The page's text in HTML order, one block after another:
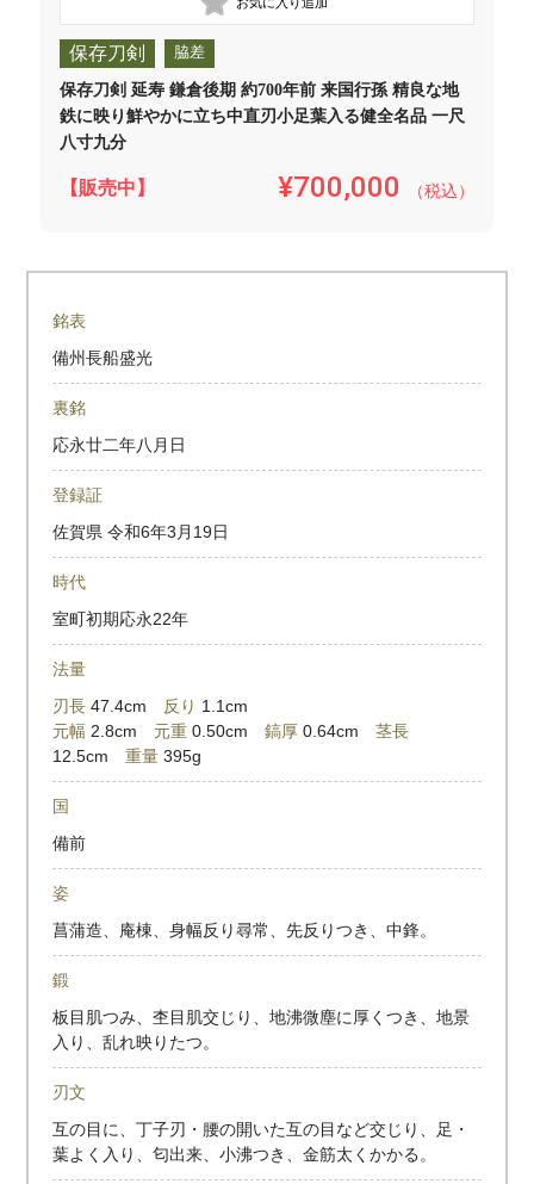
保存刀剣 脇差
保存刀剣 延寿 鎌倉後期 約700年前 来国行孫 精良な地
鉄に映り鮮やかに立ち中直刃小足葉入る健全名品 一尺
八寸九分
【販売中】 ¥700,000 （税込）
銘表
備州長船盛光
裏銘
応永廿二年八月日
登録証
佐賀県 令和6年3月19日
時代
室町初期応永22年
法量
刃長 47.4cm 反り 1.1cm
元幅 2.8cm 元重 0.50cm鎬厚 0.64cm茎長
12.5cm重量 395g
国
備前
姿
菖蒲造、庵棟、身幅反り尋常、先反りつき、中鋒。
鍛
板目肌つみ、杢目肌交じり、地沸微塵に厚くつき、地景
入り、乱れ映りたつ。
刃文
互の目に、丁子刃・腰の開いた互の目など交じり、足・
葉よく入り、匂出来、小沸つき、金筋太くかかる。